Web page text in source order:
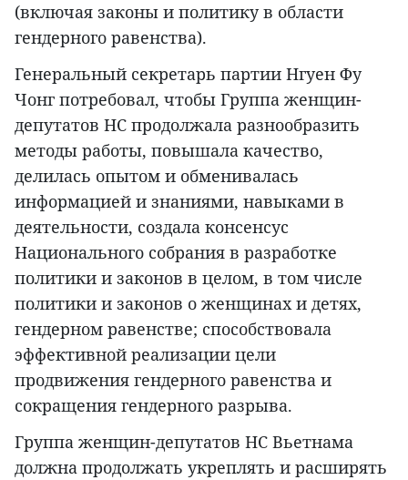
(включая законы и политику в области
гендерного равенства).
Генеральный секретарь партии Нгуен Фу
Чонг потребовал, чтобы Группа женщин-
депутатов НС продолжала разнообразить
методы работы, повышала качество,
делилась опытом и обменивалась
информацией и знаниями, навыками в
деятельности, создала консенсус
Национального собрания в разработке
политики и законов в целом, в том числе
политики и законов о женщинах и детях,
гендерном равенстве; способствовала
эффективной реализации цели
продвижения гендерного равенства и
сокращения гендерного разрыва.
Группа женщин-депутатов НС Вьетнама
должна продолжать укреплять и расширять